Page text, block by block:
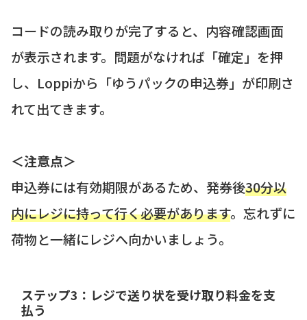
コードの読み取りが完了すると、内容確認画面
が表示されます。問題がなければ「確定」を押
し、Loppiから「ゆうパックの申込券」が印刷さ
れて出てきます。
＜注意点＞
申込券には有効期限があるため、発券後30分以
内にレジに持って行く必要があります。忘れずに
荷物と一緒にレジへ向かいましょう。
ステップ3：レジで送り状を受け取り料金を支
払う